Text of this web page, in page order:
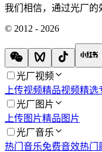
我们相信，通过光厂
© 2012 - 2026
光厂视频
上传视频精品视频精选
光厂图片
上传图片精品图片
光厂音乐
热门音乐免费音效热门